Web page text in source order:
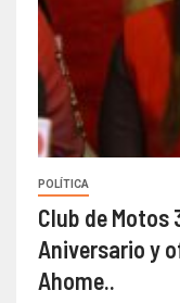
POLÍTICA
Club de Motos
Aniversario y
Ahome..